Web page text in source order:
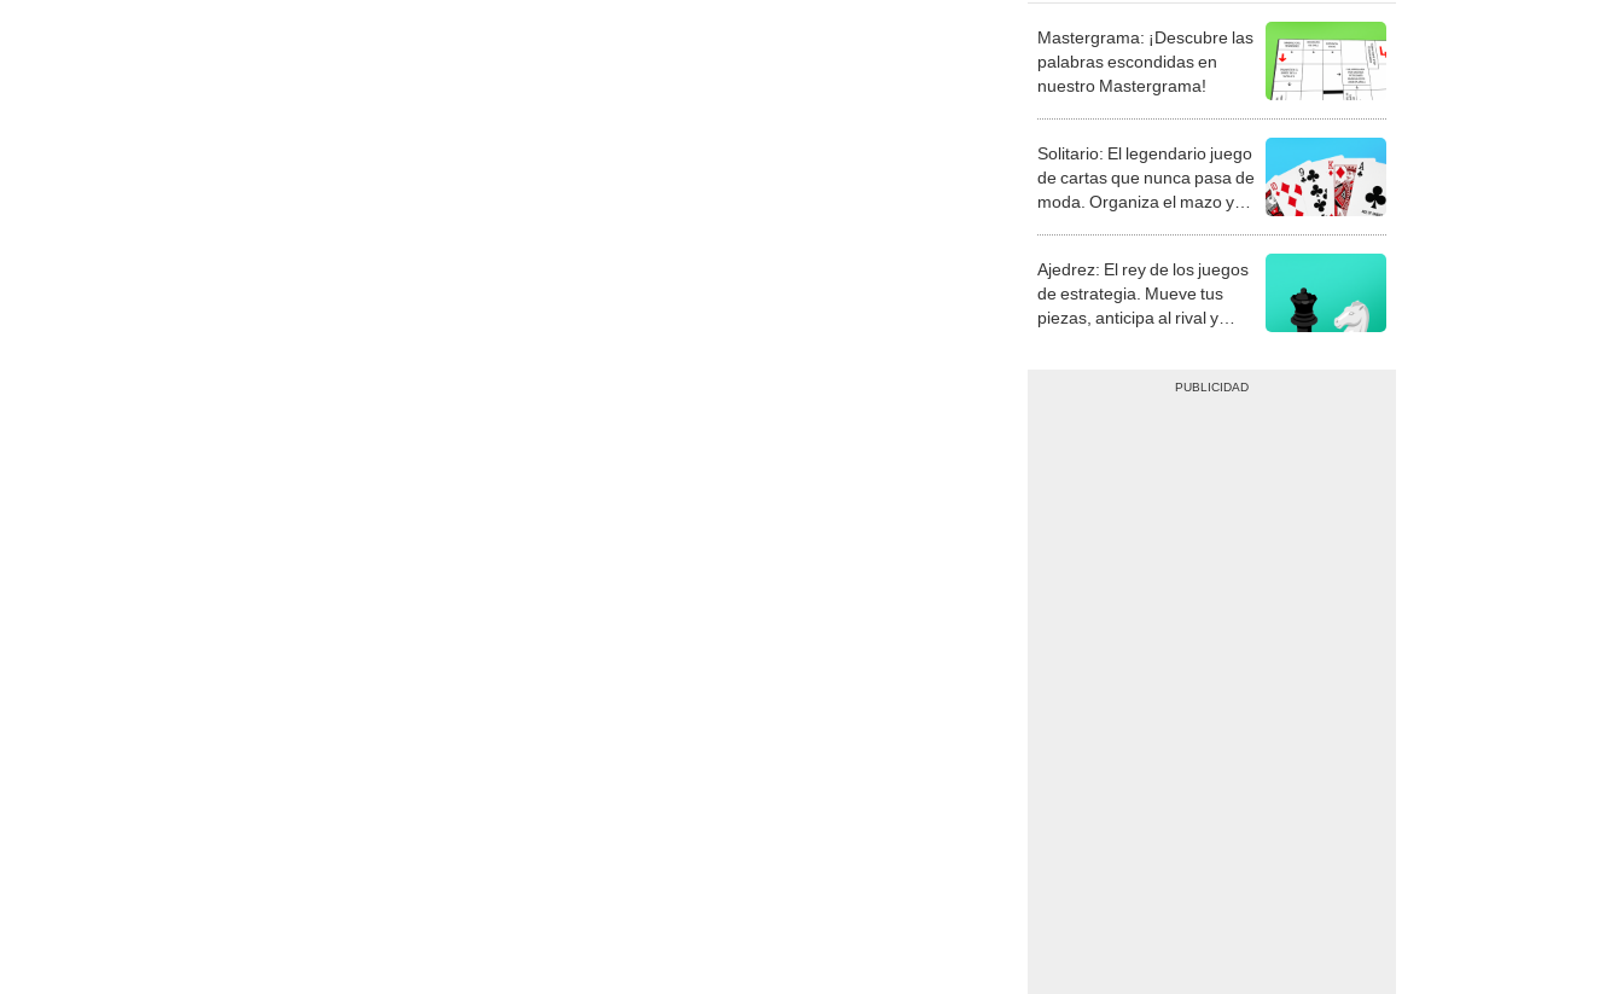
Mastergrama: ¡Descubre las
palabras escondidas en
nuestro Mastergrama!
Solitario: El legendario juego
de cartas que nunca pasa de
moda. Organiza el mazo y
Ajedrez: El rey de los juegos
de estrategia. Mueve tus
piezas, anticipa al rival y